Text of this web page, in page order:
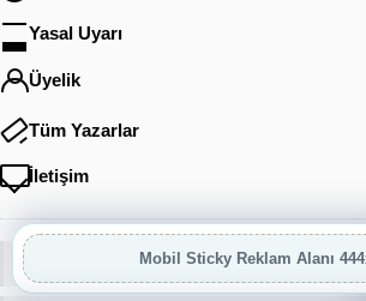
Yasal Uyarı
Üyelik
Tüm Yazarlar
İletişim
Ekonomi Mobil Sticky Reklam Alanı